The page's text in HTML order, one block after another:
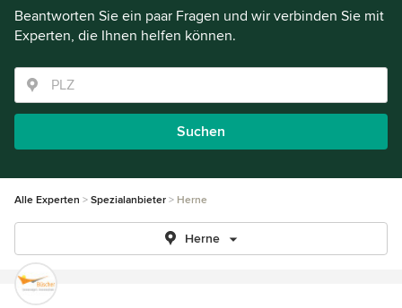
Beantworten Sie ein paar Fragen und wir verbinden Sie mit
Experten, die Ihnen helfen können.
Suchen
Alle Experten Spezialanbieter Herne
Herne